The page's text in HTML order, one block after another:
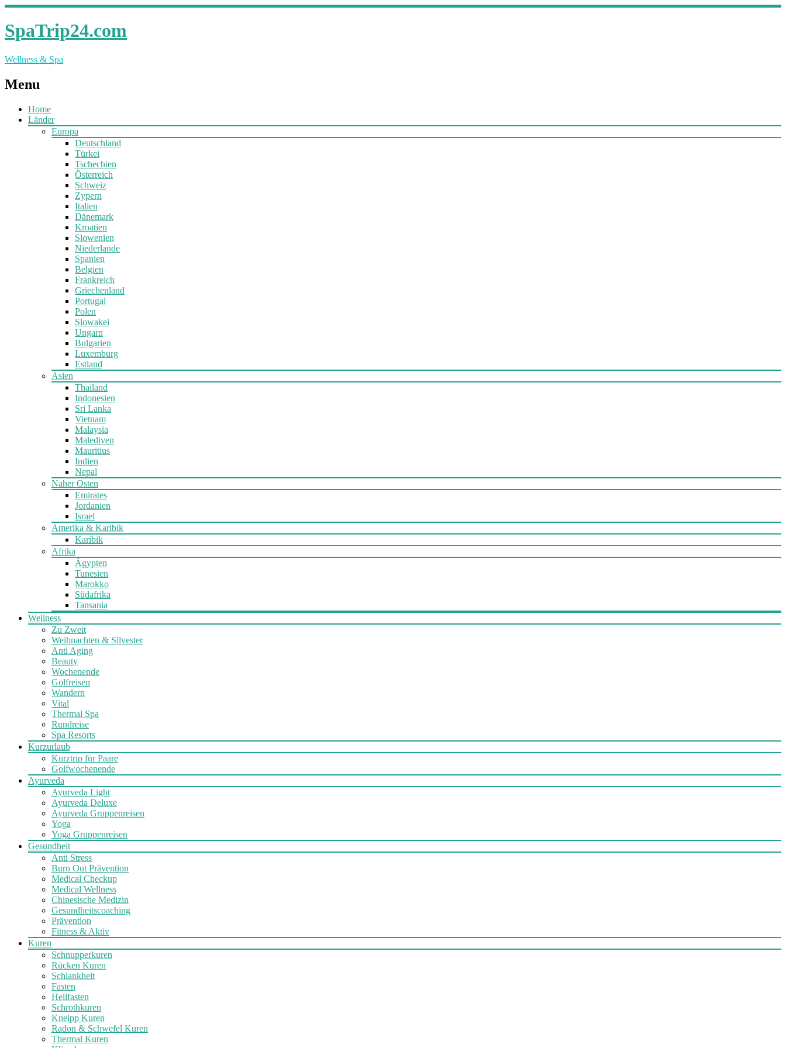
SpaTrip24.com
Wellness & Spa
Menu
Home
Länder
Europa
Deutschland
Türkei
Tschechien
Österreich
Schweiz
Zypern
Italien
Dänemark
Kroatien
Slowenien
Niederlande
Spanien
Belgien
Frankreich
Griechenland
Portugal
Polen
Slowakei
Ungarn
Bulgarien
Luxemburg
Estland
Asien
Thailand
Indonesien
Sri Lanka
Vietnam
Malaysia
Malediven
Mauritius
Indien
Nepal
Naher Osten
Emirates
Jordanien
Israel
Amerika & Karibik
Karibik
Afrika
Ägypten
Tunesien
Marokko
Südafrika
Tansania
Wellness
Zu Zweit
Weihnachten & Silvester
Anti Aging
Beauty
Wochenende
Golfreisen
Wandern
Vital
Thermal Spa
Rundreise
Spa Resorts
Kurzurlaub
Kurztrip für Paare
Golfwochenende
Ayurveda
Ayurveda Light
Ayurveda Deluxe
Ayurveda Gruppenreisen
Yoga
Yoga Gruppenreisen
Gesundheit
Anti Stress
Burn Out Prävention
Medical Checkup
Medical Wellness
Chinesische Medizin
Gesundheitscoaching
Prävention
Fitness & Aktiv
Kuren
Schnupperkuren
Rücken Kuren
Schlankheit
Fasten
Heilfasten
Schrothkuren
Kneipp Kuren
Radon & Schwefel Kuren
Thermal Kuren